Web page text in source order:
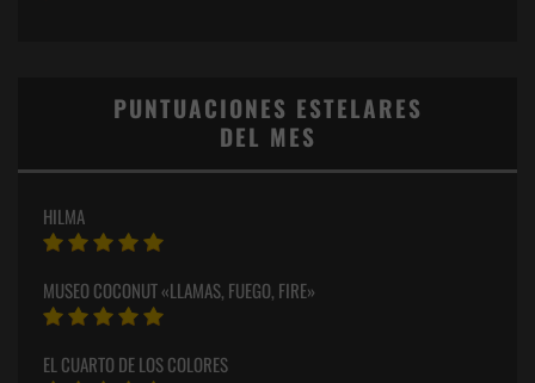
PUNTUACIONES ESTELARES
DEL MES
HILMA
MUSEO COCONUT «LLAMAS, FUEGO, FIRE»
EL CUARTO DE LOS COLORES